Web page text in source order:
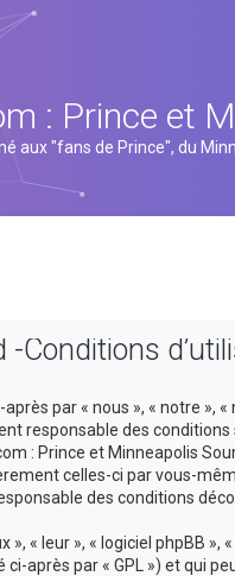
: Prince et
aux "fans de Prince", du
Conditions
par « nous », « notre »,
responsable des
: Prince et Minneapolis
celles-ci par vous-
des conditions
« leur », « logiciel phpBB
ci-après par « GPL ») et qui